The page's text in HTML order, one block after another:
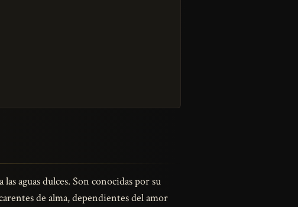
aguas dulces. Son conocidas por su
de alma, dependientes del amor